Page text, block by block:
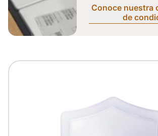
Conoce nuestra
de